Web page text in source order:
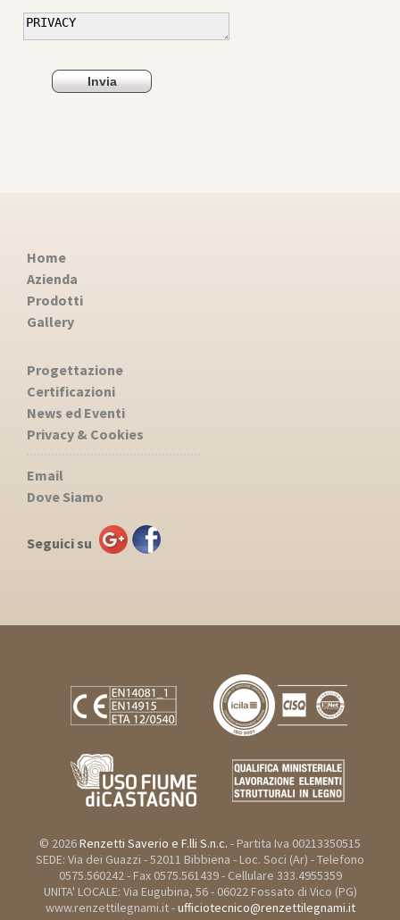
Home
Azienda
Prodotti
Gallery
Progettazione
Certificazioni
News ed Eventi
Privacy & Cookies
Email
Dove Siamo
Seguici su
© 2026Renzetti Saverio e F.lli S.n.c. - Partita Iva 00213350515
SEDE: Via dei Guazzi - 52011 Bibbiena - Loc. Soci (Ar) - Telefono
0575.560242 - Fax 0575.561439 - Cellulare 333.4955359
UNITA' LOCALE: Via Eugubina, 56 - 06022 Fossato di Vico (PG)
www.renzettilegnami.it -ufficiotecnico@renzettilegnami.it